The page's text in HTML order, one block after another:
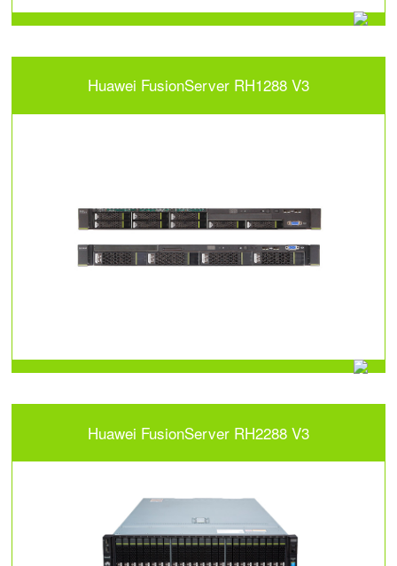
Huawei FusionServer RH1288 V3
Huawei FusionServer RH2288 V3